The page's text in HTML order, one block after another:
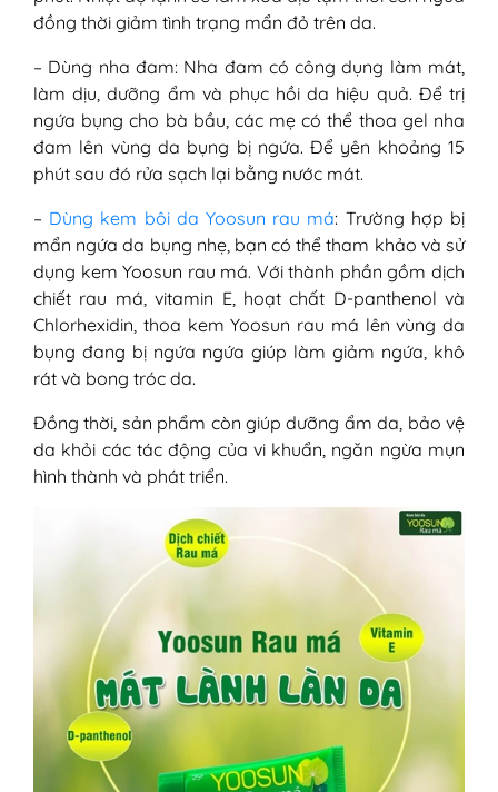
đồng thời giảm tình trạng mẩn đỏ trên da.
– Dùng nha đam: Nha đam có công dụng làm mát,
làm dịu, dưỡng ẩm và phục hồi da hiệu quả. Để trị
ngứa bụng cho bà bầu, các mẹ có thể thoa gel nha
đam lên vùng da bụng bị ngứa. Để yên khoảng 15
phút sau đó rửa sạch lại bằng nước mát.
– Dùng kem bôi da Yoosun rau má: Trường hợp bị
mẩn ngứa da bụng nhẹ, bạn có thể tham khảo và sử
dụng kem Yoosun rau má. Với thành phần gồm dịch
chiết rau má, vitamin E, hoạt chất D-panthenol và
Chlorhexidin, thoa kem Yoosun rau má lên vùng da
bụng đang bị ngứa ngứa giúp làm giảm ngứa, khô
rát và bong tróc da.
Đồng thời, sản phẩm còn giúp dưỡng ẩm da, bảo vệ
da khỏi các tác động của vi khuẩn, ngăn ngừa mụn
hình thành và phát triển.